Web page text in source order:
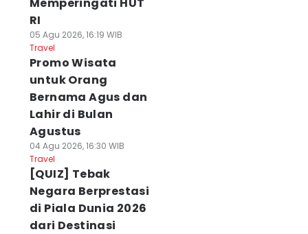
RI
05 Agu 2026, 16:19 WIB
Travel
Promo Wisata
untuk Orang
Bernama Agus dan
Lahir di Bulan
Agustus
04 Agu 2026, 16:30 WIB
Travel
[QUIZ] Tebak
Negara Berprestasi
di Piala Dunia 2026
dari Destinasi